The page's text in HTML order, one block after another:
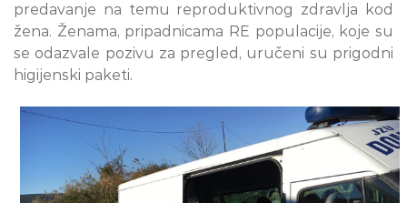
predavanje na temu reproduktivnog zdravlja kod
žena. Ženama, pripadnicama RE populacije, koje su
se odazvale pozivu za pregled, uručeni su prigodni
higijenski paketi.